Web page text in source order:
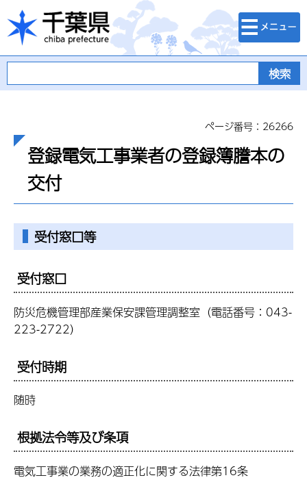
千葉県
検索・メニュ
ー
ページ番号：26266
登録電気工事業者の登録簿謄本の
交付
受付窓口等
受付窓口
防災危機管理部産業保安課管理調整室（電話番号：043-
223-2722）
受付時期
随時
根拠法令等及び条項
電気工事業の業務の適正化に関する法律第16条